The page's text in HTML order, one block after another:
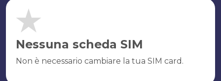
Nessuna scheda SIM
Non è necessario cambiare la tua SIM card.